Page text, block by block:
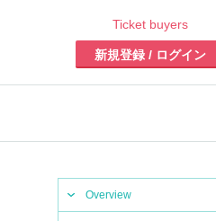
Ticket buyers
新規登録 / ログイン
Overview